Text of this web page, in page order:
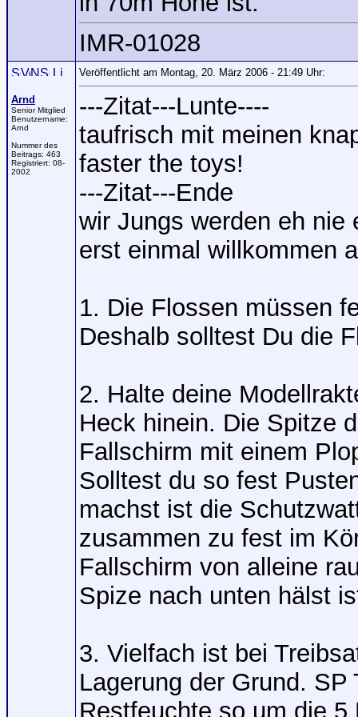
IMR-01028
Arnd
Senior Mitglied
Benutzername:
Arnd
Nummer des
Beitrags: 463
Registriert: 08-
2002
Veröffentlicht am Montag, 20. März 2006 - 21:49 Uhr:
---Zitat---Lunte----
taufrisch mit meinen
faster the toys!
---Zitat---Ende
wir Jungs werden eh nie
erst einmal willkommen
1. Die Flossen müssen
Deshalb solltest Du die
2. Halte deine
Heck hinein. Die Spitze
Fallschirm mit einem
Solltest du so fest
machst ist die
zusammen zu fest im
Fallschirm von alleine
Spize nach unten hälst
3. Vielfach ist bei
Lagerung der Grund.
Restfeuchte so um die